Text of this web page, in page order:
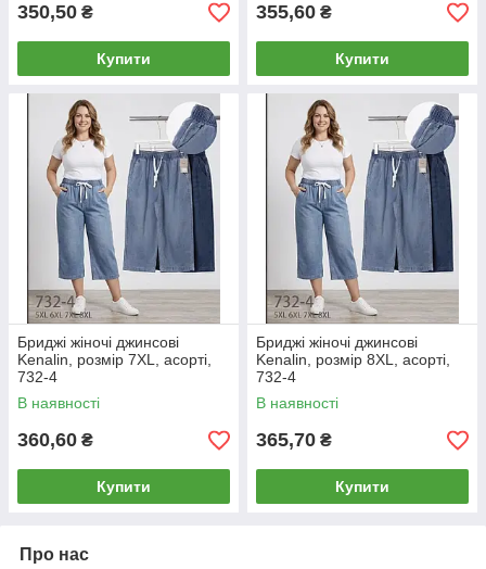
350,50 ₴
Купити
355,60 ₴
Купити
Бриджі жіночі джинсові
Kenalin, розмір 7XL, асорті,
732-4
В наявності
360,60 ₴
Купити
Бриджі жіночі джинсові
Kenalin, розмір 8XL, асорті,
732-4
В наявності
365,70 ₴
Купити
Про нас